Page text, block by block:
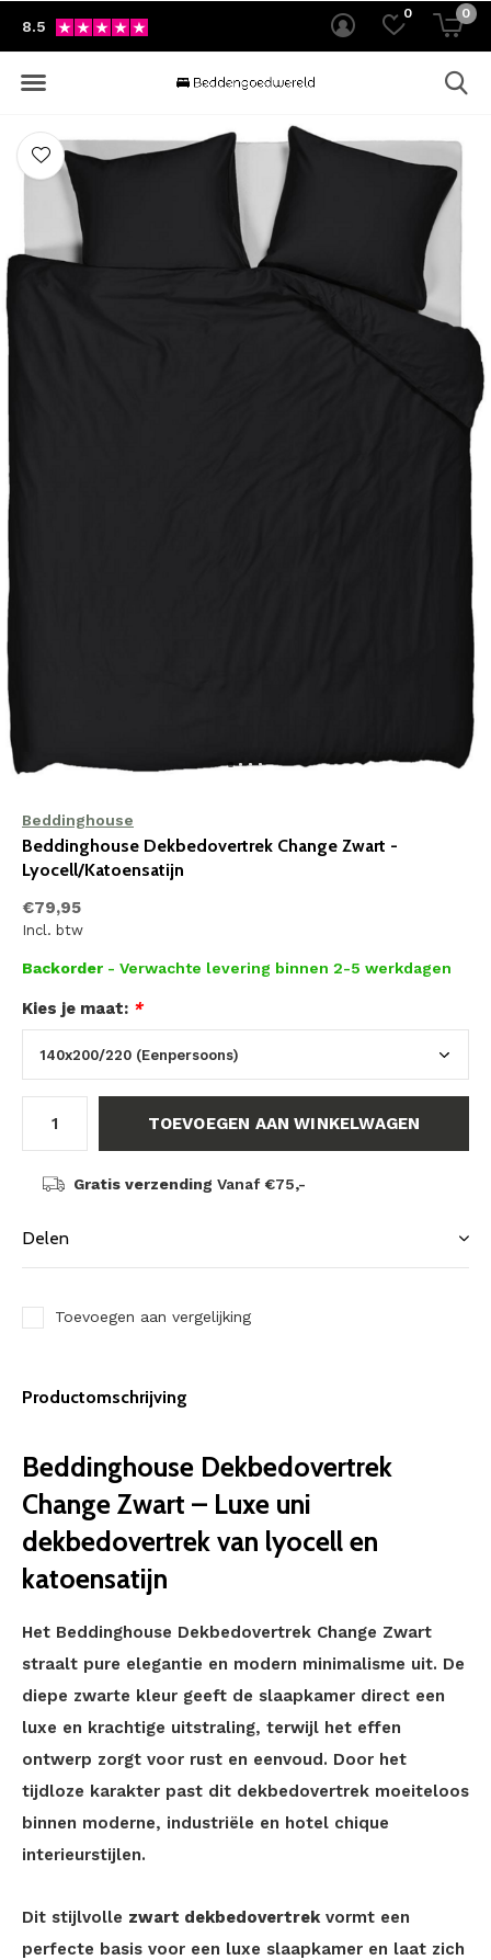
0 0
8.5
Beddinghouse
Beddinghouse Dekbedovertrek Change Zwart -
Lyocell/Katoensatijn
€79,95
Incl. btw
Backorder - Verwachte levering binnen 2-5 werkdagen
Kies je maat: *
TOEVOEGEN AAN WINKELWAGEN
Gratis verzending Vanaf €75,-
Delen
Toevoegen aan vergelijking
Productomschrijving
Beddinghouse Dekbedovertrek
Change Zwart – Luxe uni
dekbedovertrek van lyocell en
katoensatijn
Het Beddinghouse Dekbedovertrek Change Zwart
straalt pure elegantie en modern minimalisme uit. De
diepe zwarte kleur geeft de slaapkamer direct een
luxe en krachtige uitstraling, terwijl het effen
ontwerp zorgt voor rust en eenvoud. Door het
tijdloze karakter past dit dekbedovertrek moeiteloos
binnen moderne, industriële en hotel chique
interieurstijlen.
Dit stijlvolle zwart dekbedovertrekvormt een
perfecte basis voor een luxe slaapkamer en laat zich